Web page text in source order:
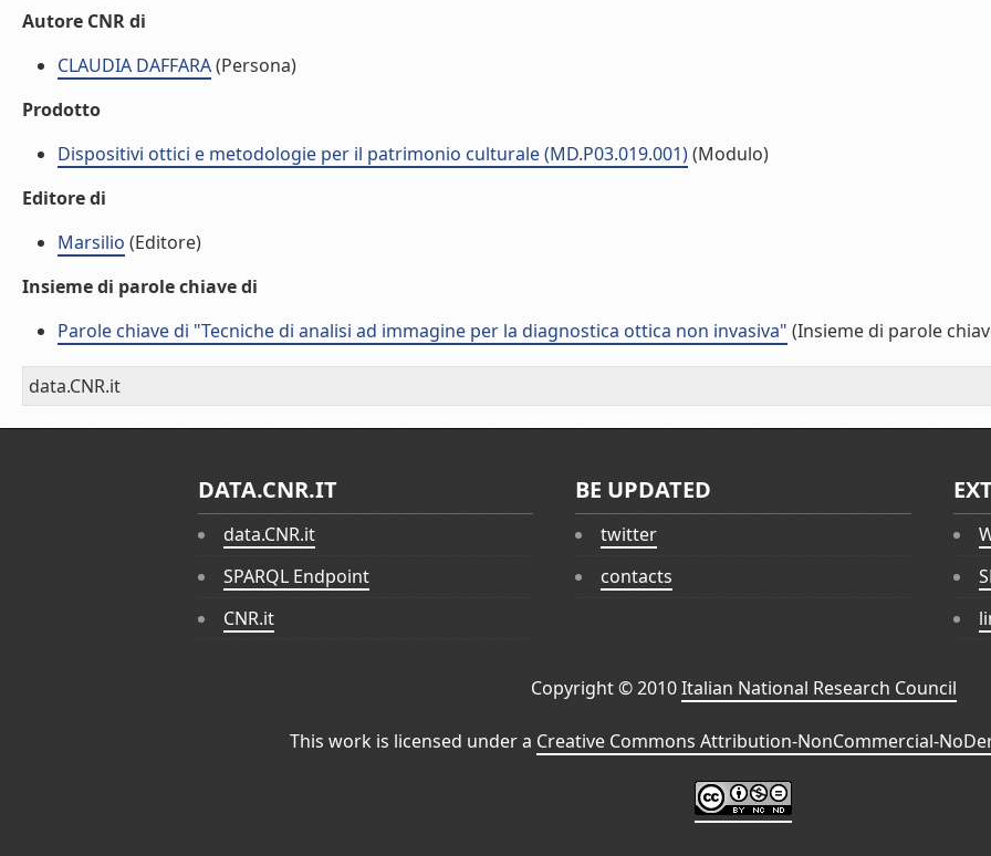
Autore CNR di
CLAUDIA DAFFARA(Persona)
Prodotto
Dispositivi ottici e metodologie per il patrimonio culturale (MD.P03.019.001)(Modulo)
Editore di
Marsilio (Editore)
Insieme di parole chiave di
Parole chiave di "Tecniche di analisi ad immagine per la diagnostica ottica non invasiva" (Insieme di parole
data.CNR.it
DATA.CNR.IT
data.CNR.it
SPARQL Endpoint
CNR.it
BE UPDATED
twitter
contacts
Copyright © 2010Italian National Research Council
This work is licensed under a Creative Commons Attribution-NonCommercial-